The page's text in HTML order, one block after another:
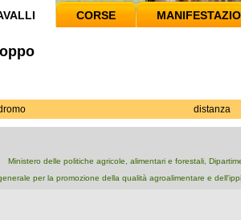
CORSE
distanza
Ministero delle politiche agricole, alimentari e forestali,
per la promozione della qualità agroalimentare e